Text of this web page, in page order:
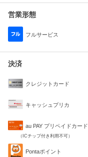
営業形態
フルサービス
決済
クレジットカード
キャッシュプリカ
au PAY プリペイドカード
（ICチップ付き利用不可）
Pontaポイント